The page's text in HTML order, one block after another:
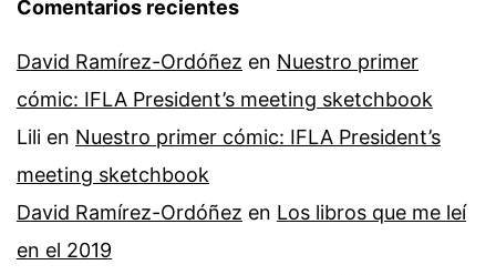
Comentarios recientes
David Ramírez-Ordóñez en Nuestro primer
cómic: IFLA President’s meeting sketchbook
Lili en Nuestro primer cómic: IFLA President’s
meeting sketchbook
David Ramírez-Ordóñez en Los libros que me leí
en el 2019